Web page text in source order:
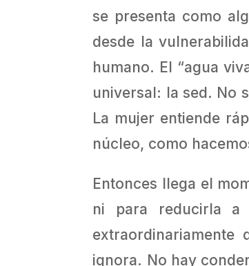
se presenta como
desde la
humano. El “agua
universal: la sed. No
La mujer entiende
núcleo, como
Entonces llega el
ni para reducirla a
ignora. No hay